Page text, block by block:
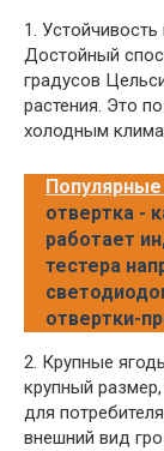
1.
Достойный
градусов
растения. Это
холодным
отвертка -
работает
тестера
отвертки-
2. Крупные
крупный
для
внешний вид